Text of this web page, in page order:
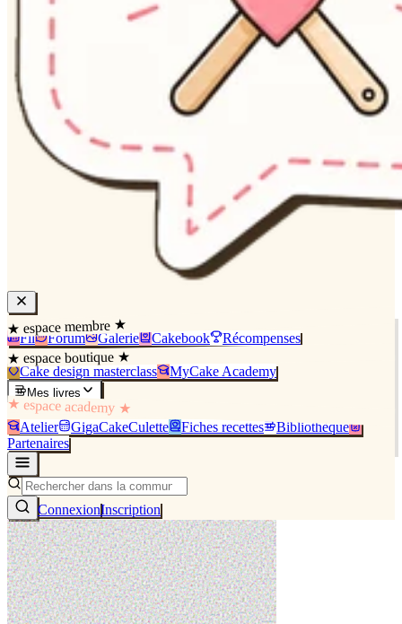
★ espace membre ★
Fil Forum Galerie Cakebook Récompenses
★ espace boutique ★
Cake design masterclass MyCake Academy
Mes livres
★ espace academy ★
Atelier GigaCakeCulette Fiches recettes
Bibliothèque
Partenaires
ConnexionInscription